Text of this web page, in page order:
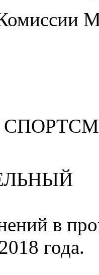
в
года.